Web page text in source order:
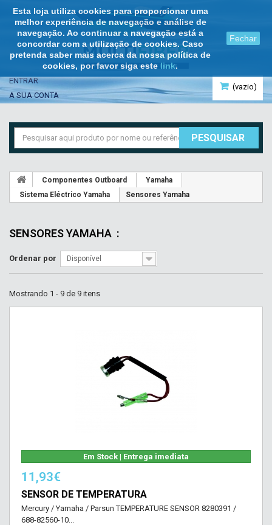
Esta loja utiliza cookies para proporcionar uma
melhor experiência de navegação e análise de
navegação. Ao continuar a navegação está a
concordar com a utilização de cookies. Caso
pretenda saber mais acerca da nossa política de
cookies, por favor siga este link.
Fechar
(vazio)
ENTRAR
A SUA CONTA
PESQUISAR
Componentes Outboard
Yamaha
Sistema Eléctrico Yamaha
Sensores Yamaha
SENSORES YAMAHA :
Ordenar por Disponível
Mostrando 1 - 9 de 9 itens
Em Stock | Entrega imediata
11,93€
SENSOR DE TEMPERATURA
Mercury / Yamaha / Parsun TEMPERATURE SENSOR 8280391 /
688-82560-10...